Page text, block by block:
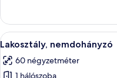
franciaágy,
nemdohányzó
méretű)
franciaágy,
nemdohányzó
részletei
A
következő
szoba
3
Lakosztály, nemdohányzó
60 négyzetméter
1 hálószoba